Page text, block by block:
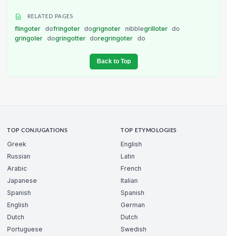
RELATED PAGES
flingoter dofringoter dogrignoter nibblegrilloter do
gringoler dogringotter doregringoter do
Back to Top
TOP CONJUGATIONS
Greek
Russian
Arabic
Japanese
Spanish
English
Dutch
Portuguese
TOP ETYMOLOGIES
English
Latin
French
Italian
Spanish
German
Dutch
Swedish